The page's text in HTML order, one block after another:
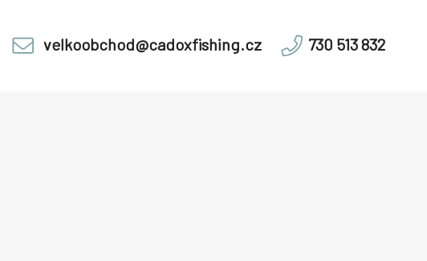
velkoobchod@cadoxfishing.cz 730 513 832